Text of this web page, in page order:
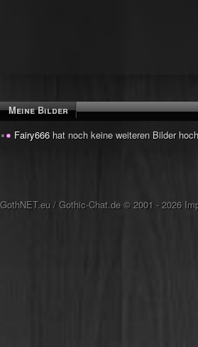
Meine Bilder
Fairy666 hat noch keine weiteren Bilder
GothNET.eu / Gothic-Chat.de© 2001 - 2026